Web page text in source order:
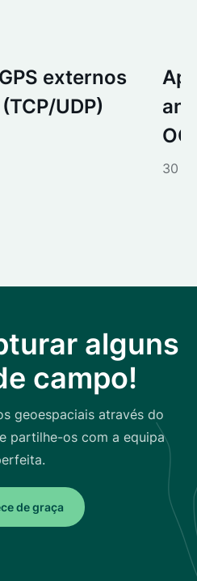
externos
UDP)
30
alguns
campo!
geoespaciais através do
partilhe-os com a equipa
de graça